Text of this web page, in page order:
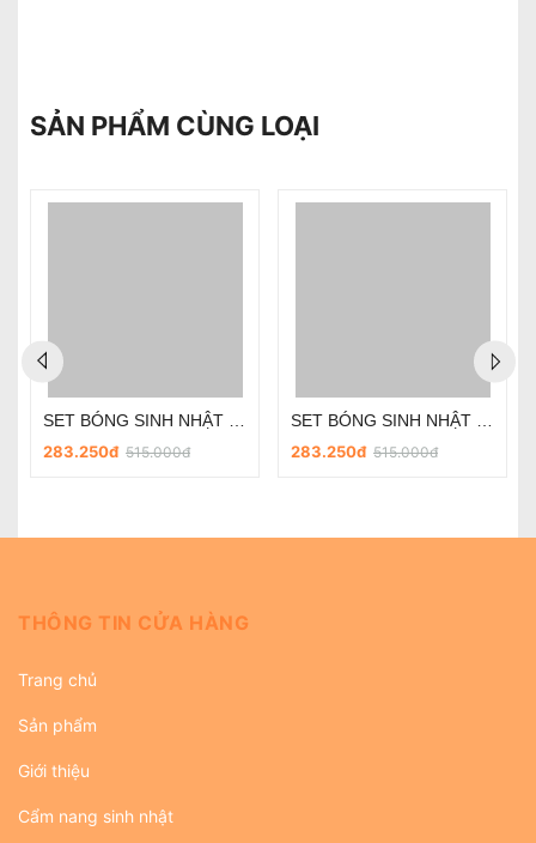
SẢN PHẨM CÙNG LOẠI
283.250đ 515.000đ
283.250đ 515.000đ
THÔNG TIN CỬA HÀNG
Trang chủ
Sản phẩm
Giới thiệu
Cẩm nang sinh nhật